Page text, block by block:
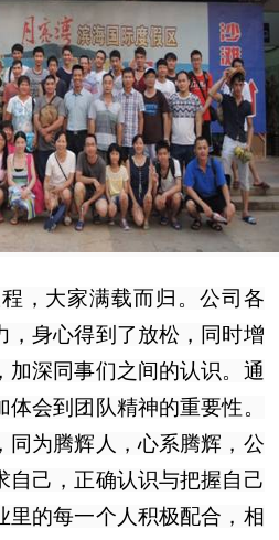
，大家满载而归。公司各
，身心得到了放松，同时增
加深同事们之间的认识。通
会到团队精神的重要性。
同为腾辉人，心系腾辉，公
自己，正确认识与把握自己
里的每一个人积极配合，相